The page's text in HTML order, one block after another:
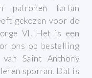
patronen tartan
gekozen voor de
VI. Het is een
ons op bestelling
Saint Anthony
sporran. Dat is